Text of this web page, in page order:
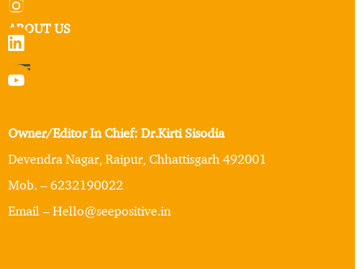
ABOUT US
Owner/Editor In Chief: Dr.Kirti Sisodia
Devendra Nagar, Raipur, Chhattisgarh 492001
Mob. – 6232190022
Email – Hello@seepositive.in